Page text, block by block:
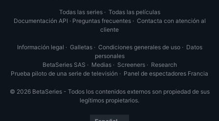
Todas las series· Todas las películas
Documentación API · Preguntas frecuentes· Contacta con atención al
cliente
Información legal · Galletas· Condiciones generales de uso· Datos
personales
BetaSeries SAS · Medias· Screeners· Research
Prueba piloto de una serie de televisión · Panel de espectadores Francia
© 2026 BetaSeries - Todos los contenidos externos son propiedad de sus
legítimos propietarios.